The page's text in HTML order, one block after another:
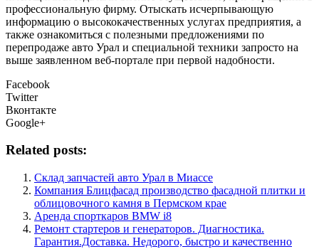
профессиональную фирму. Отыскать исчерпывающую
информацию о высококачественных услугах предприятия, а
также ознакомиться с полезными предложениями по
перепродаже авто Урал и специальной техники запросто на
выше заявленном веб-портале при первой надобности.
Facebook
Twitter
Вконтакте
Google+
Related posts:
Склад запчастей авто Урал в Миассе
Компания Блицфасад производство фасадной плитки и
облицовочного камня в Пермском крае
Аренда спорткаров BMW i8
Ремонт стартеров и генераторов. Диагностика.
Гарантия.Доставка. Недорого, быстро и качественно